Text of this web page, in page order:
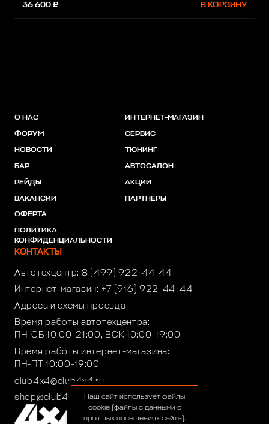
36 600 ₽ В КОРЗИНУ
О НАС
ФОРУМ
НОВОСТИ
БАР
РЕЙДЫ
ВАКАНСИИ
ОФЕРТА
ПОЛИТИКА
КОНФИДЕНЦИАЛЬНОСТИ
ИНТЕРНЕТ-МАГАЗИН
СЕРВИС
ТЮНИНГ
АВТОСАЛОН
АКЦИИ
ПАРТНЕРЫ
КОНТАКТЫ
Автотехцентр: 8 (499) 922-44-44
Интернет-магазин: +7 (916) 922-44-44
Адреса и схемы проезда
Время работы автотехцентра:
ПН-СБ 10:00-21:00, ВСК 10:00-19:00
Время работы интернет-магазина:
ПН-ПТ 10:00-19:00
club4x4@club4x4.ru
shop@club4x4.ruНаш сайт использует файлы
cookie (файлы с данными о
прошлых посещениях сайта).